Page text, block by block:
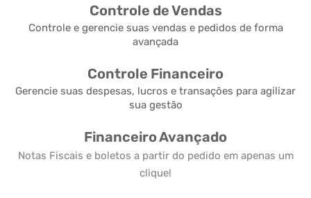
Controle de Vendas
Controle e gerencie suas vendas e pedidos de forma
avançada
Controle Financeiro
Gerencie suas despesas, lucros e transações para agilizar
sua gestão
Financeiro Avançado
Notas Fiscais e boletos a partir do pedido em apenas um
clique!